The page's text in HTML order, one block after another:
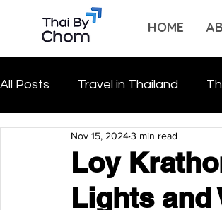
HOME
All Posts Travel in Thailand
Loy
Lights and
Nov 15, 20243 min read